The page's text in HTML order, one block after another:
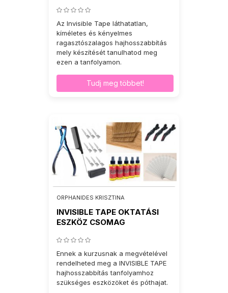
Az Invisible Tape láthatatlan,
kíméletes és kényelmes
ragasztószalagos hajhosszabbítás
mely készítését tanulhatod meg
ezen a tanfolyamon.
Tudj meg többet!
ORPHANIDES KRISZTINA
INVISIBLE TAPE OKTATÁSI
ESZKÖZ CSOMAG
Ennek a kurzusnak a megvételével
rendelheted meg a INVISIBLE TAPE
hajhosszabbítás tanfolyamhoz
szükséges eszközöket és póthajat.